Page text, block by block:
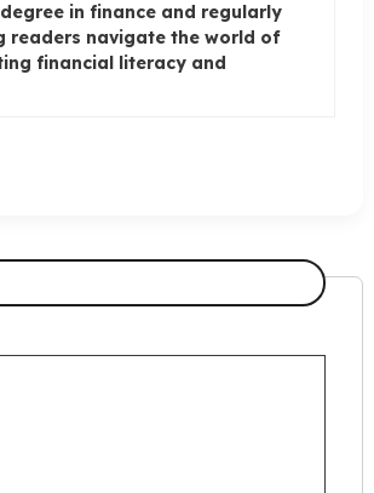
in finance and regularly
readers navigate the world of
financial literacy and